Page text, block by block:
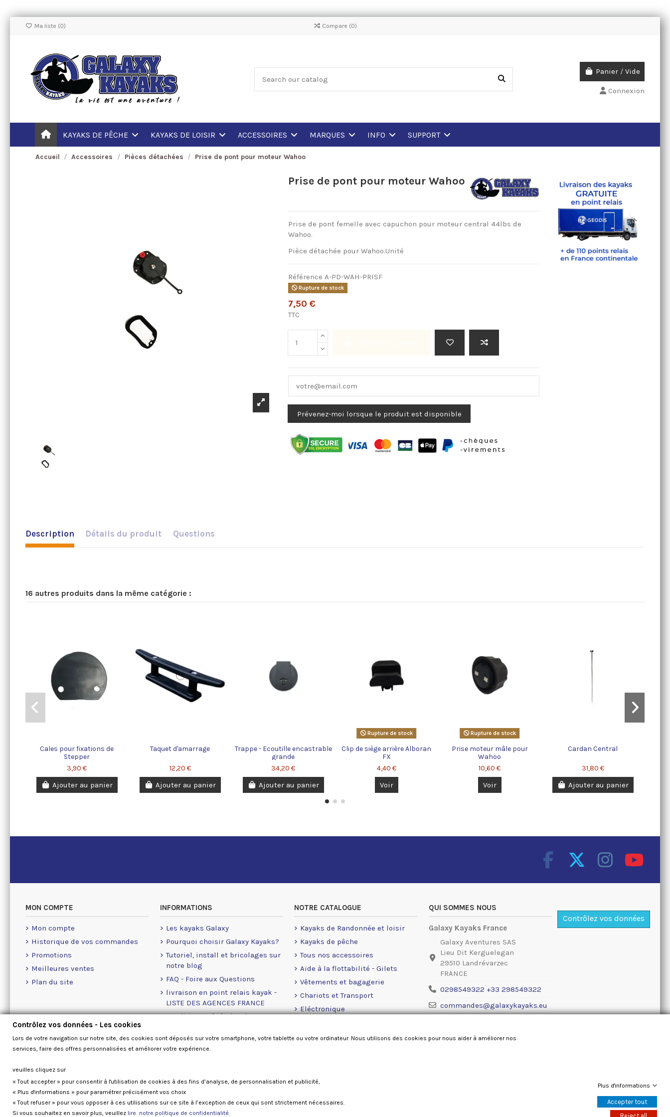
Ma liste (0) Compare (0)
Panier /Vide
Connexion
KAYAKS DE PÊCHE KAYAKS DE LOISIR ACCESSOIRES MARQUES INFO SUPPORT
Accueil Accessoires Pièces détachées Prise de pont pour moteur Wahoo
Prise de pont pour moteur Wahoo
Prise de pont femelle avec capuchon pour moteur central 44lbs de
Wahoo.
Pièce détachée pour Wahoo.Unité
Référence A-PD-WAH-PRISF
Rupture de stock
7,50 €
TTC
Description Détails du produit Questions
16 autres produits dans la même catégorie :
Cales pour fixations de
Stepper
3,90 €
Ajouter au panier
Taquet d'amarrage
12,20 €
Ajouter au panier
Trappe - Ecoutille encastrable
grande
34,20 €
Ajouter au panier
Rupture de stock
Clip de siège arrière Alboran
FX
4,40 €
Voir
Rupture de stock
Prise moteur mâle pour
Wahoo
10,60 €
Voir
Cardan Central
31,80 €
Ajouter au panier
MON COMPTE
Mon compte
Historique de vos commandes
Promotions
Meilleures ventes
Plan du site
INFORMATIONS
Les kayaks Galaxy
Pourquoi choisir Galaxy Kayaks?
Tutoriel, install et bricolages sur
notre blog
FAQ - Foire aux Questions
livraison en point relais kayak -
LISTE DES AGENCES FRANCE
Conditions générales de ventes
Nous contacter
NOTRE CATALOGUE
Kayaks de Randonnée et loisir
Kayaks de pêche
Tous nos accessoires
Aide à la flottabilité - Gilets
Vêtements et bagagerie
Chariots et Transport
Eléctronique
Accastillage Railblaza
QUI SOMMES NOUS
Galaxy Kayaks France
Galaxy Aventures SAS
Lieu Dit Kerguelegan
29510 Landrévarzec
FRANCE
0298549322 +33 298549322
commandes@galaxykayaks.eu
Contrôlez vos données
Contrôlez vos données - Les cookies
Lors de votre navigation sur notre site, des cookies sont déposés sur votre smartphone, votre tablette ou votre ordinateur. Nous utilisons des cookies pour nous aider à améliorer nos
services, faire des offres personnalisées et améliorer votre expérience.
veuilles cliquez sur
« Tout accepter » pour consentir à l'utilisation de cookies à des fins d’analyse, de personnalisation et publicité,
« Plus d'informations » pour paramétrer précisément vos choix
« Tout refuser » pour vous opposer à ces utilisations sur ce site à l’exception de ceux qui sont strictement nécessaires.
Si vous souhaitez en savoir plus, veuillez lire notre politique de confidentialité.
Plus d'informations
Accepter tout